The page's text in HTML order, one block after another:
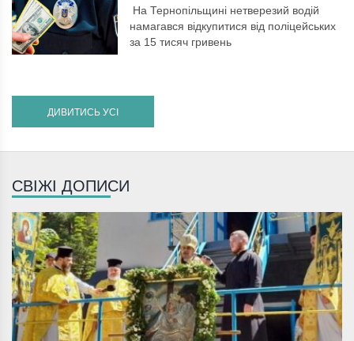
На Тернопільщині нетверезий водій
намагався відкупитися від поліцейських
за 15 тисяч гривень
ДИВИТИСЬ УСІ
СВІЖІ ДОПИСИ